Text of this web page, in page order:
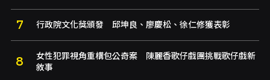
行政院文化獎頒發 邱坤良、廖慶松、徐仁修獲表彰
女性犯罪視角重構包公奇案 陳麗香歌仔戲團挑戰歌仔戲新
敘事